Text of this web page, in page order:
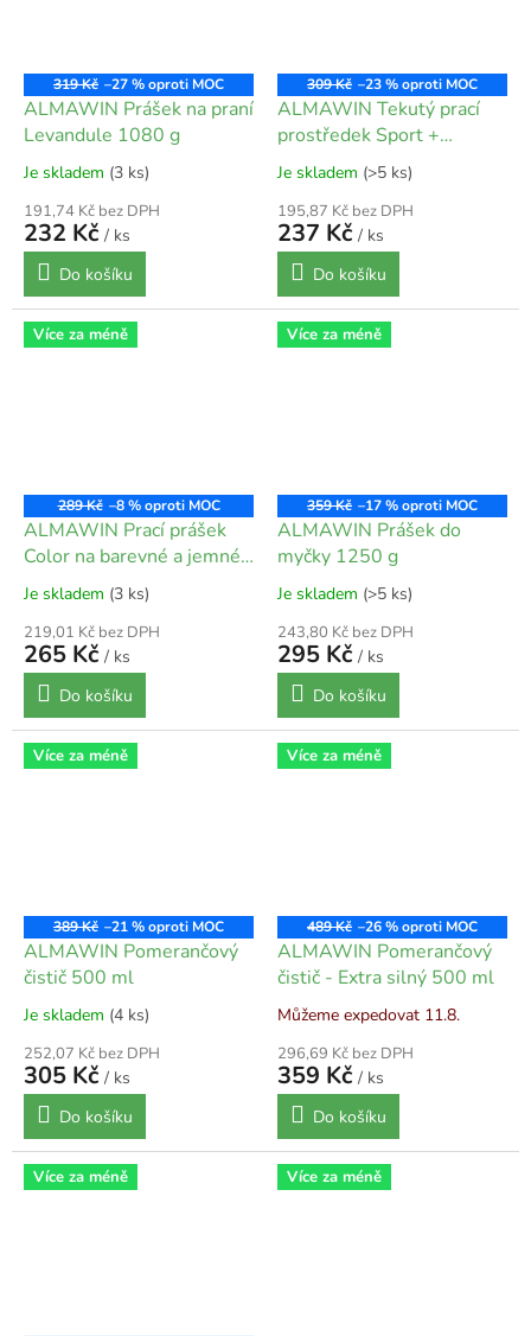
319 Kč –27 %
ALMAWIN Prášek na praní
Levandule 1080 g
Je skladem (3 ks)
191,74 Kč bez DPH
232 Kč / ks
Do košíku
309 Kč –23 %
ALMAWIN Tekutý prací
prostředek Sport +
Outdoor 750 ml
Je skladem (>5 ks)
195,87 Kč bez DPH
237 Kč / ks
Do košíku
Více za méně
289 Kč –8 %
ALMAWIN Prací prášek
Color na barevné a jemné
prádlo 1 kg
Je skladem (3 ks)
219,01 Kč bez DPH
265 Kč / ks
Do košíku
Více za méně
359 Kč –17 %
ALMAWIN Prášek do
myčky 1250 g
Je skladem (>5 ks)
243,80 Kč bez DPH
295 Kč / ks
Do košíku
Více za méně
389 Kč –21 %
ALMAWIN Pomerančový
čistič 500 ml
Je skladem (4 ks)
252,07 Kč bez DPH
305 Kč / ks
Do košíku
Více za méně
489 Kč –26 %
ALMAWIN Pomerančový
čistič - Extra silný 500 ml
Můžeme expedovat 11.8.
296,69 Kč bez DPH
359 Kč / ks
Do košíku
Více za méně Více za méně